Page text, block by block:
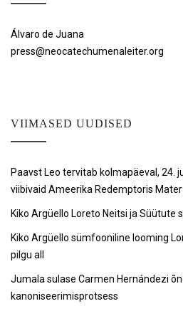
Álvaro de Juana
press@neocatechumenaleiter.org
VIIMASED UUDISED
Paavst Leo tervitab kolmapäeval, 24.
viibivaid Ameerika Redemptoris
Kiko Argüello Loreto Neitsi ja Süütute
Kiko Argüello sümfooniline looming
pilgu all
Jumala sulase Carmen Hernándezi
kanoniseerimisprotsess